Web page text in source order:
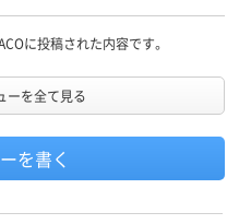
に投稿された内容です。
ーを全て見る
を書く